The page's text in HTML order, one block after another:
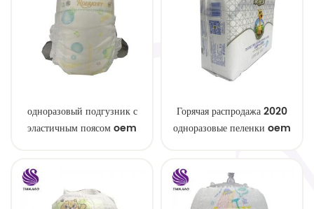
одноразовый подгузник с
эластичным поясом oem
Горячая распродажа 2020
одноразовые пеленки oem